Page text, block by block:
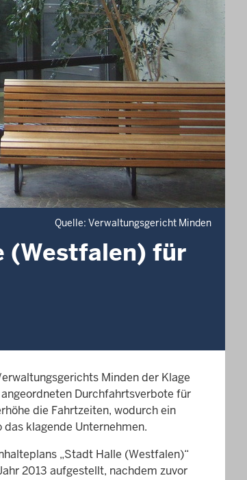
Quelle: Verwaltungsgericht Minden
(Westfalen) für
Minden der Klage
Durchfahrtsverbote für
die Fahrtzeiten, wodurch ein
klagende Unternehmen.
„Stadt Halle (Westfalen)“
2013 aufgestellt, nachdem zuvor